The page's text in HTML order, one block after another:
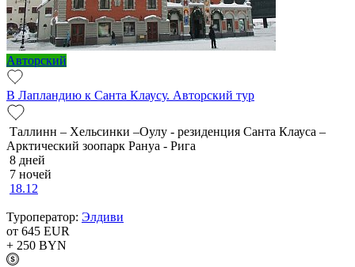
Авторский
В Лапландию к Санта Клаусу. Авторский тур
Таллинн – Хельсинки –Оулу - резиденция Санта Клауса –
Арктический зоопарк Рануа - Рига
8 дней
7 ночей
18.12
Туроператор: Элдиви
от 645 EUR
+ 250 BYN